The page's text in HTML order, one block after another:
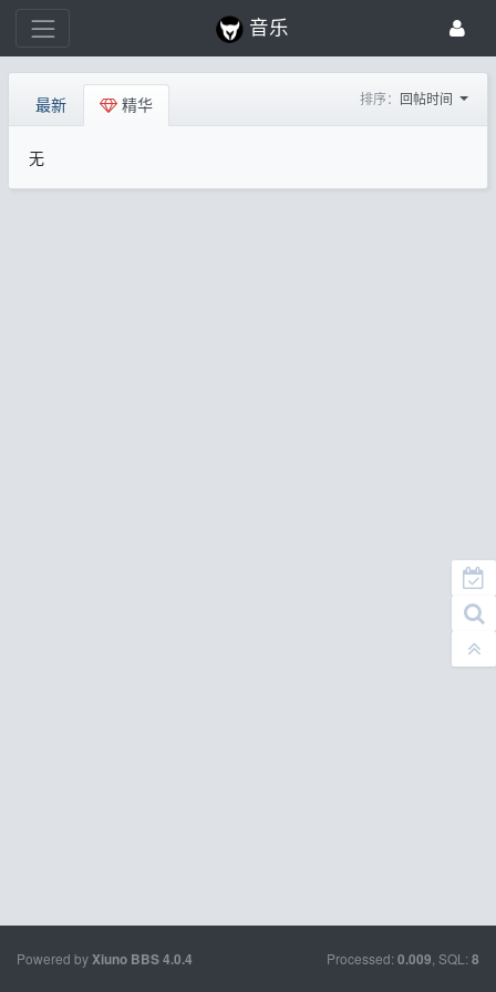
音乐
最新 精华 排序： 回帖时间
无
Powered byXiuno BBS4.0.4 Processed: 0.009 , SQL: 8